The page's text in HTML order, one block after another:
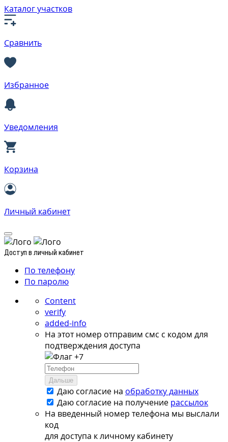
Каталог участков
Сравнить
Избранное
Уведомления
Корзина
Личный кабинет
Доступ в личный кабинет
По телефону
По паролю
Content
verify
added-info
На этот номер отправим смс с кодом для
подтверждения доступа
+7
Дальше
Даю согласие на обработку данных
Даю согласие на получение рассылок
На введенный номер телефона мы выслали
код
для доступа к личному кабинету